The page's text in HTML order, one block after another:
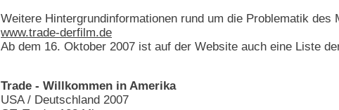
Weitere Hintergrundinformationen rund um die Problematik
www.trade-derfilm.de
Ab dem 16. Oktober 2007 ist auf der Website auch eine Liste
Trade - Willkommen in Amerika
USA / Deutschland 2007